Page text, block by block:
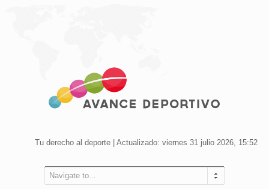
Tu derecho al deporte | Actualizado: viernes 31 julio 2026, 15:52
Navigate to...